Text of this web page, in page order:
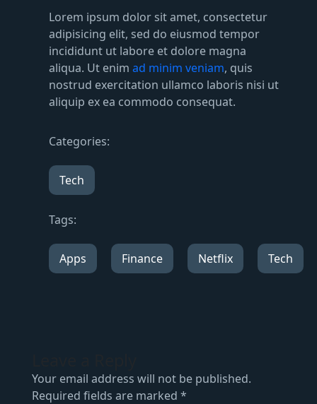
Lorem ipsum dolor sit amet, consectetur
adipisicing elit, sed do eiusmod tempor
incididunt ut labore et dolore magna
aliqua. Ut enim ad minim veniam, quis
nostrud exercitation ullamco laboris nisi ut
aliquip ex ea commodo consequat.
Categories:
Tech
Tags:
Apps Finance Netflix Tech
Your email address will not be published.
Required fields are marked *